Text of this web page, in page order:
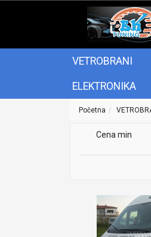
VETROBRANI
ELEKTRONIKA
Početna
Cena min